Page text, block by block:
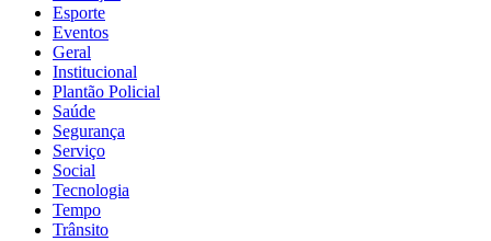
Esporte
Eventos
Geral
Institucional
Plantão Policial
Saúde
Segurança
Serviço
Social
Tecnologia
Tempo
Trânsito